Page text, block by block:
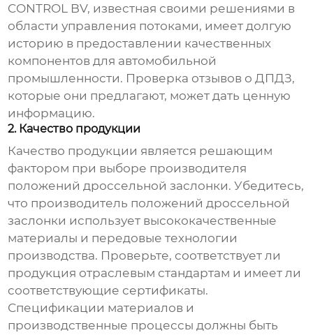
CONTROL BV, известная своими решениями в
области управления потоками, имеет долгую
историю в предоставлении качественных
компонентов для автомобильной
промышленности. Проверка отзывов о ДПДЗ,
которые они предлагают, может дать ценную
информацию.
2. Качество продукции
Качество продукции является решающим
фактором при выборе производителя
положений дроссельной заслонки. Убедитесь,
что производитель положений дроссельной
заслонки использует высококачественные
материалы и передовые технологии
производства. Проверьте, соответствует ли
продукция отраслевым стандартам и имеет ли
соответствующие сертификаты.
Спецификации материалов и
производственные процессы должны быть